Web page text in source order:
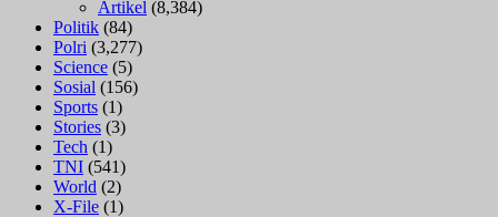
Artikel (8,384)
Politik (84)
Polri (3,277)
Science (5)
Sosial (156)
Sports (1)
Stories (3)
Tech (1)
TNI (541)
World (2)
X-File (1)